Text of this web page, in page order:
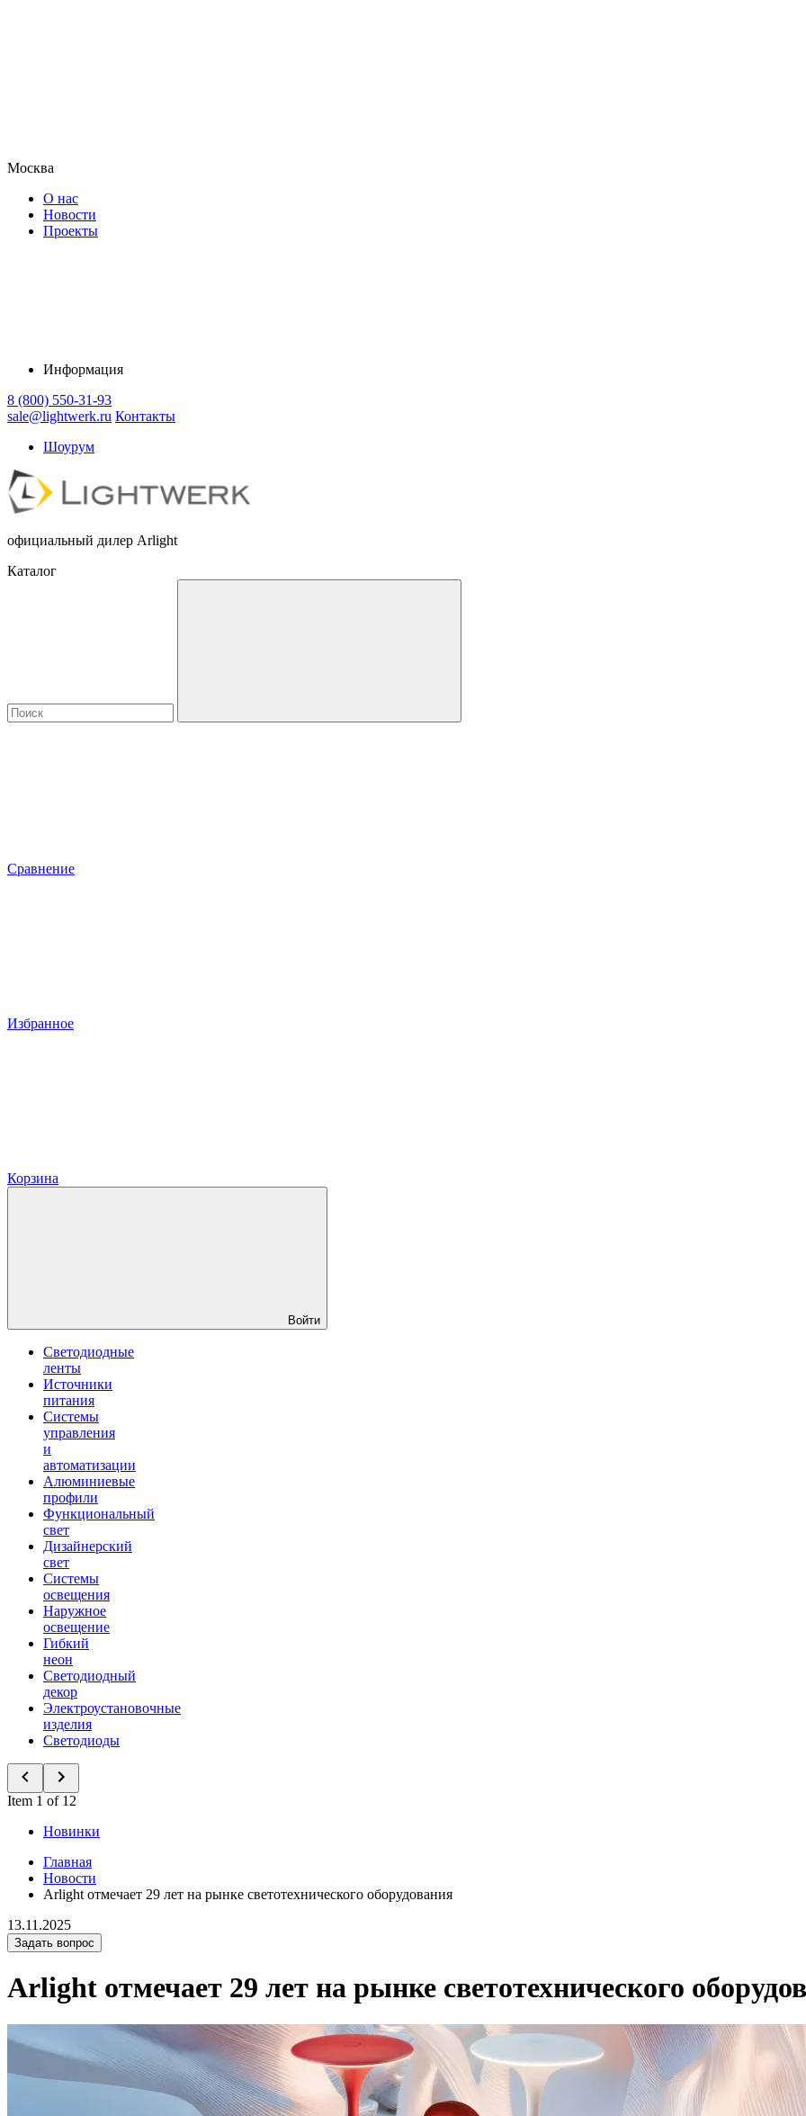
Москва
О нас
Новости
Проекты
Информация
8 (800) 550-31-93
sale@lightwerk.ru Контакты
Шоурум
официальный дилер Arlight
Каталог
Сравнение
Избранное
Корзина
Войти
Светодиодные
ленты
Источники
питания
Системы
управления
и
автоматизации
Алюминиевые
профили
Функциональный
свет
Дизайнерский
свет
Системы
освещения
Наружное
освещение
Гибкий
неон
Светодиодный
декор
Электроустановочные
изделия
Светодиоды
Item 1 of 12
Новинки
Главная
Новости
Arlight отмечает 29 лет на рынке светотехнического оборудования
13.11.2025
Задать вопрос
Arlight отмечает 29 лет на рынке светотехнического